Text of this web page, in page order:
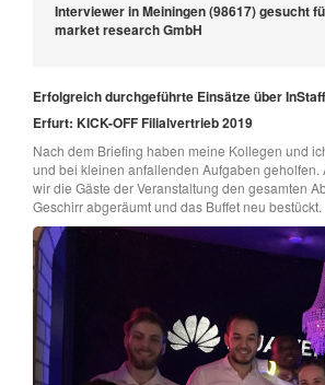
Interviewer in Meiningen (98617) gesucht
market research GmbH
Erfolgreich durchgeführte Einsätze über InStaff
Erfurt: KICK-OFF Filialvertrieb 2019
Nach dem Briefing haben meine Kollegen und
und bei kleinen anfallenden Aufgaben geholfen.
wir die Gäste der Veranstaltung den gesamten
Geschirr abgeräumt und das Buffet neu bestückt.